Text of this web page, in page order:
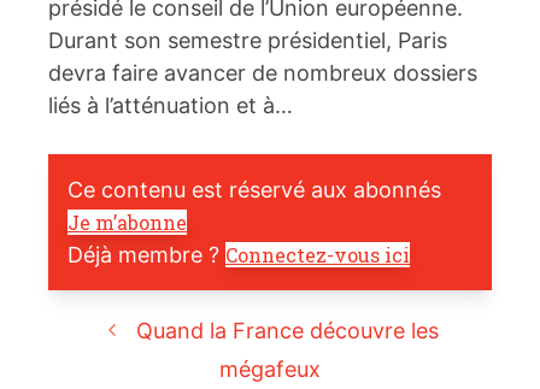
présidé le conseil de l’Union européenne.
Durant son semestre présidentiel, Paris
devra faire avancer de nombreux dossiers
liés à l’atténuation et à…
Ce contenu est réservé aux abonnés
Je m’abonne
Déjà membre ? Connectez-vous ici
Quand la France découvre les
mégafeux